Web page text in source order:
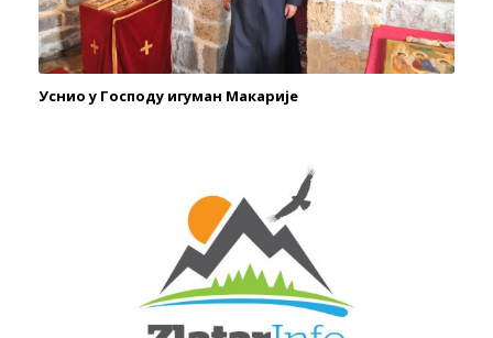
Уснио у Господу игуман Макарије